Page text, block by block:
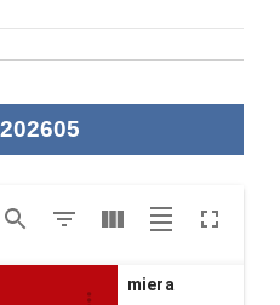
202605
miera